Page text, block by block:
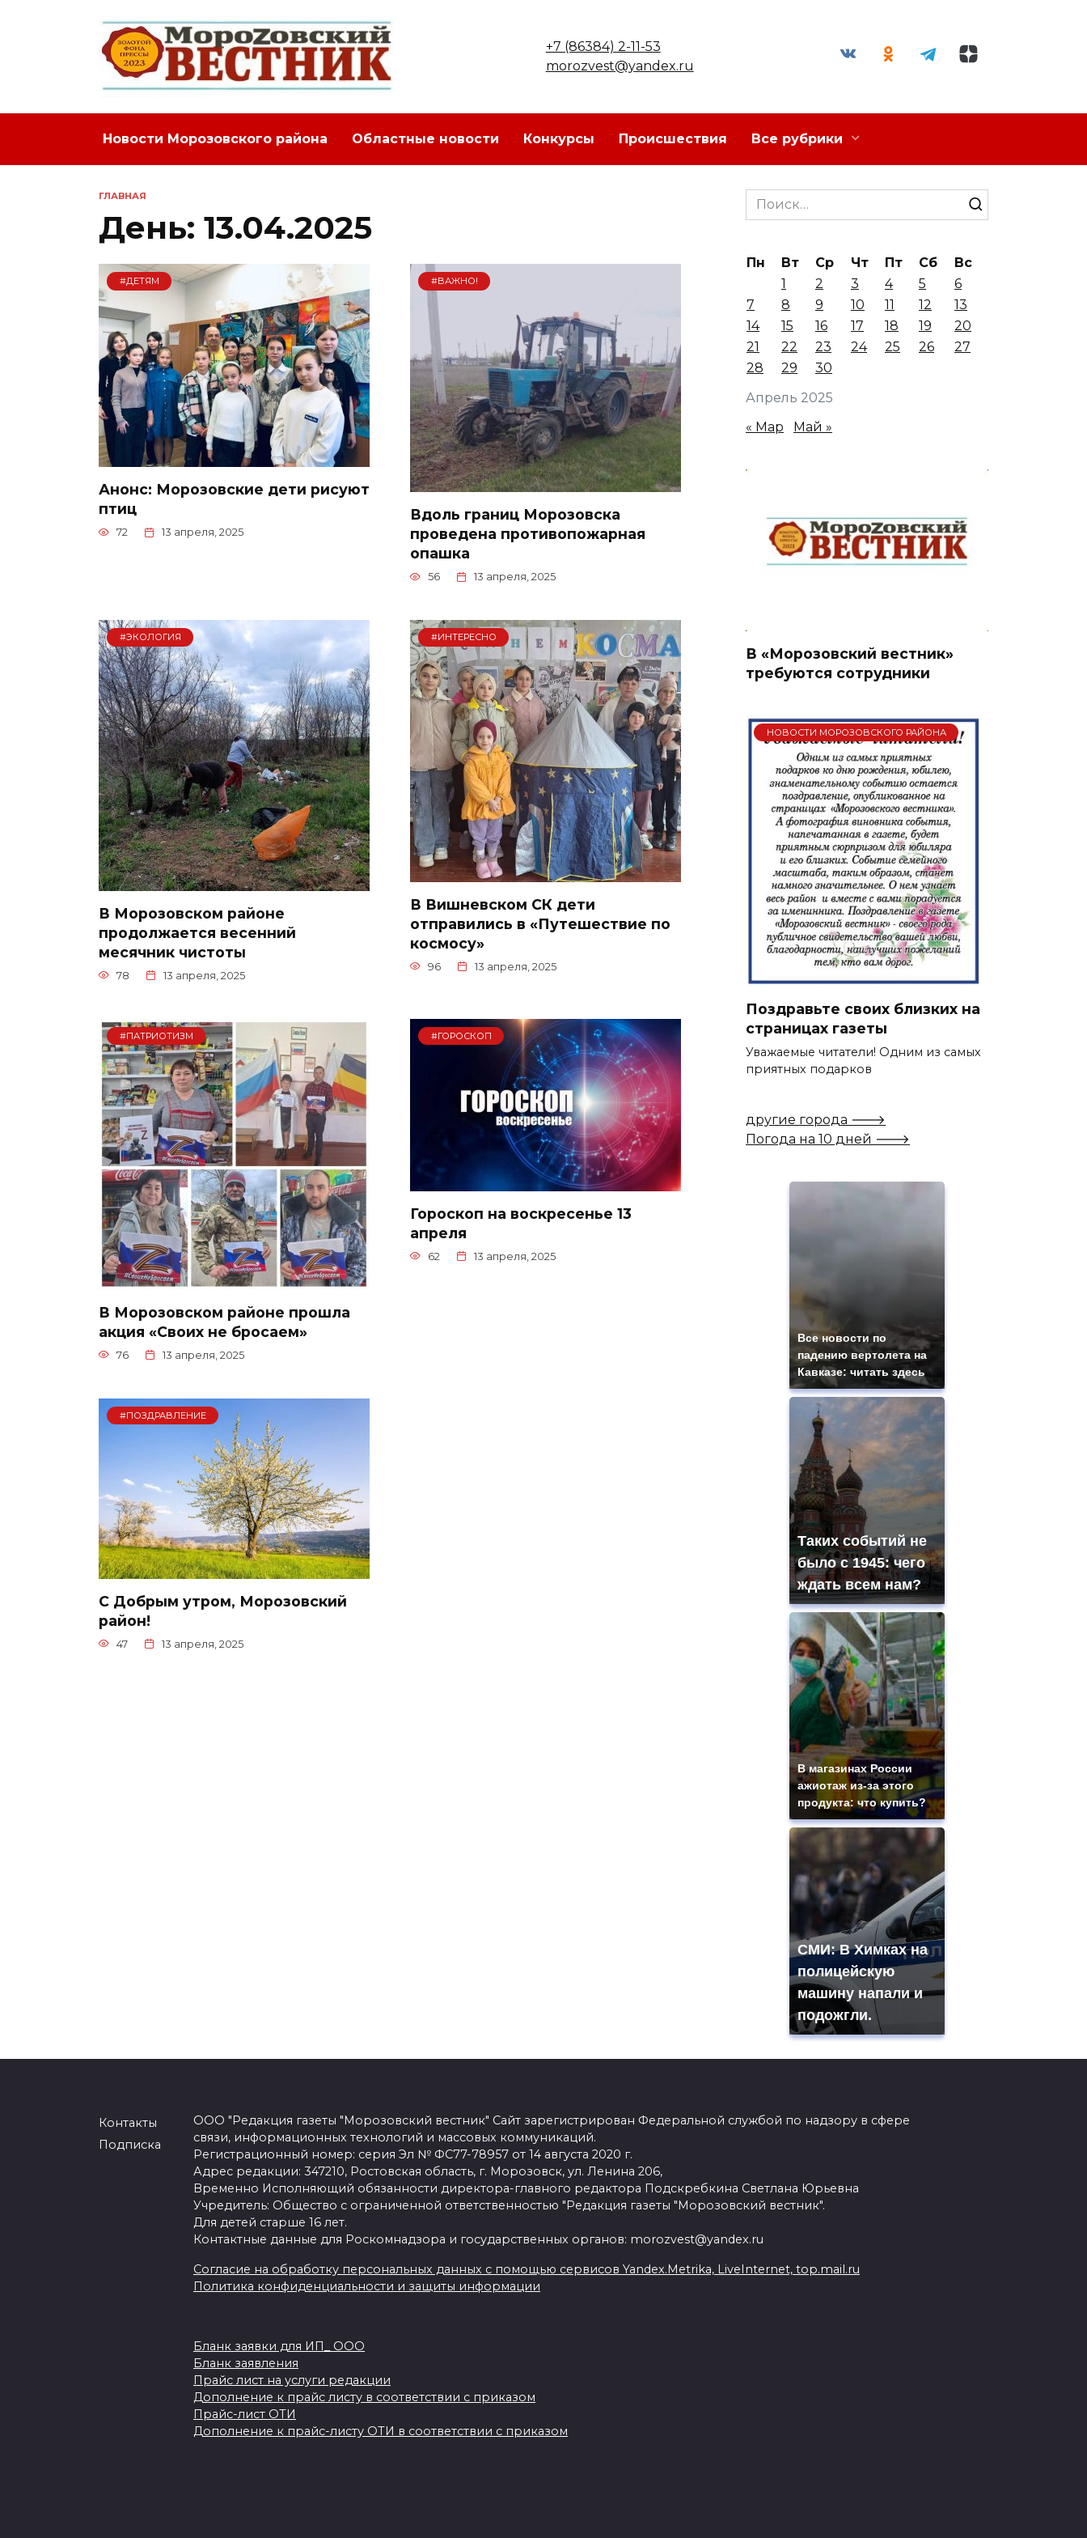
+7 (86384) 2-11-53
morozvest@yandex.ru
Новости Морозовского района Областные новости Конкурсы Происшествия Все рубрики
ГЛАВНАЯ
День: 13.04.2025
#ДЕТЯМ
Анонс: Морозовские дети рисуют
птиц
72 13 апреля, 2025
#ВАЖНО!
Вдоль границ Морозовска
проведена противопожарная
опашка
56 13 апреля, 2025
#ЭКОЛОГИЯ
В Морозовском районе
продолжается весенний
месячник чистоты
78 13 апреля, 2025
#ИНТЕРЕСНО
В Вишневском СК дети
отправились в «Путешествие по
космосу»
96 13 апреля, 2025
#ПАТРИОТИЗМ
В Морозовском районе прошла
акция «Своих не бросаем»
76 13 апреля, 2025
#ГОРОСКОП
Гороскоп на воскресенье 13
апреля
62 13 апреля, 2025
#ПОЗДРАВЛЕНИЕ
С Добрым утром, Морозовский
район!
47 13 апреля, 2025
Search
for:
Апрель 2025
Пн Вт Ср Чт Пт Сб
Вс
1
2 3 4 5
6
7
8 9 10 11 12
13
14
15 16 17 18 19
20
21
22 23 24 25 26
27
28
29 30
« Мар Май »
В «Морозовский вестник»
требуются сотрудники
НОВОСТИ МОРОЗОВСКОГО РАЙОНА
Поздравьте своих близких на
страницах газеты
Уважаемые читатели! Одним из самых
приятных подарков
другие города 🡒
Погода на 10 дней 🡒
Все новости по
падению вертолета на
Кавказе: читать здесь
Таких событий не
было с 1945: чего
ждать всем нам?
В магазинах России
ажиотаж из-за этого
продукта: что купить?
СМИ: В Химках на
полицейскую
машину напали и
подожгли.
Контакты
Подписка
ООО "Редакция газеты "Морозовский вестник" Сайт зарегистрирован Федеральной службой по надзору в сфере
связи, информационных технологий и массовых коммуникаций.
Регистрационный номер: серия Эл № ФС77-78957 от 14 августа 2020 г.
Адрес редакции: 347210, Ростовская область, г. Морозовск, ул. Ленина 206,
Временно Исполняющий обязанности директора-главного редактора Подскребкина Светлана Юрьевна
Учредитель: Общество с ограниченной ответственностью "Редакция газеты "Морозовский вестник".
Для детей старше 16 лет.
Контактные данные для Роскомнадзора и государственных органов: morozvest@yandex.ru
Согласие на обработку персональных данных с помощью сервисов Yandex.Metrika, LiveInternet, top.mail.ru
Политика конфиденциальности и защиты информации
Бланк заявки для ИП_ ООО
Бланк заявления
Прайс лист на услуги редакции
Дополнение к прайс листу в соответствии с приказом
Прайс-лист ОТИ
Дополнение к прайс-листу ОТИ в соответствии с приказом